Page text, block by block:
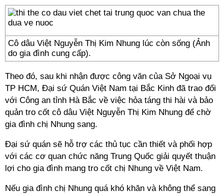
Cô dâu Việt Nguyễn Thị Kim Nhung lúc còn sống (Ảnh
do gia đình cung cấp).
Theo đó, sau khi nhận được công văn của Sở Ngoại vụ
TP HCM, Đại sứ Quán Việt Nam tại Bắc Kinh đã trao đổi
với Công an tỉnh Hà Bắc về việc hỏa táng thi hài và bảo
quản tro cốt cô dâu Việt Nguyễn Thị Kim Nhung để chờ
gia đình chị Nhung sang.
Đại sứ quán sẽ hỗ trợ các thủ tục cần thiết và phối hợp
với các cơ quan chức năng Trung Quốc giải quyết thuận
lợi cho gia đình mang tro cốt chị Nhung về Việt Nam.
Nếu gia đình chị Nhung quá khó khăn và không thể sang